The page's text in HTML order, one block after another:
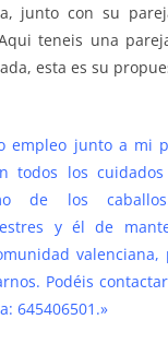
junto con su
teneis una
esta es su
empleo junto a mi
todos los
de los
y él de
valenciana,
Podéis
645406501.»